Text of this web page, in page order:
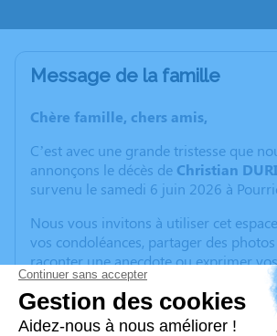
Message de la famille
Chère famille, chers amis,
C’est avec une grande tristesse que
annonçons le décès de Christian
survenu le samedi 6 juin 2026 à
Nous vous invitons à utiliser cet
vos condoléances, partager des
raconter une anecdote ou exprimer
travers un poème ou un texte. Cet
honorer la mémoire de Christian
suite, il sera transformé en livre